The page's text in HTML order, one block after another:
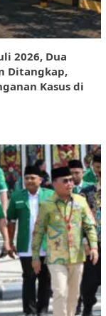
2026, Dua
Ditangkap,
Kasus di